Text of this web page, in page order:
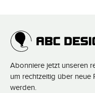
Abonniere jetzt unseren
um rechtzeitig über
werden.